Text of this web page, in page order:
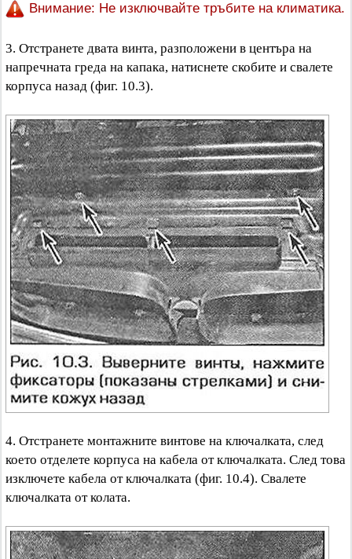
Внимание: Не изключвайте тръбите на климатика.
3. Отстранете двата винта, разположени в центъра на
напречната греда на капака, натиснете скобите и свалете
корпуса назад (фиг. 10.3).
4. Отстранете монтажните винтове на ключалката, след
което отделете корпуса на кабела от ключалката. След това
изключете кабела от ключалката (фиг. 10.4). Свалете
ключалката от колата.